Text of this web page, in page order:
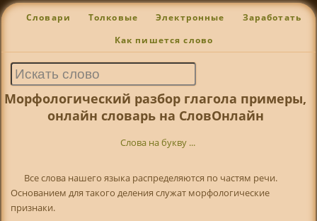
Словари Толковые Электронные Заработать
Как пишется слово
Морфологический разбор глагола примеры,
онлайн словарь на СловОнлайн
Слова на букву ...
Все слова нашего языка распределяются по частям речи.
Основанием для такого деления служат морфологические
признаки.